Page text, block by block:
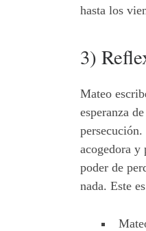
hasta los
3)
Mateo
esperanza
acogedora y
poder de
nada. Este